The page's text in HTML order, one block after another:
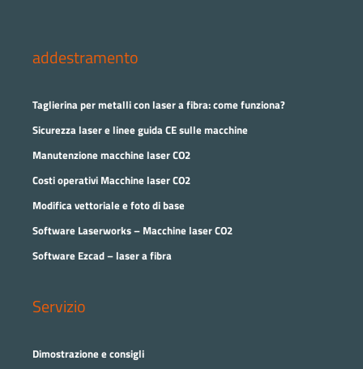
addestramento
Taglierina per metalli con laser a fibra: come funziona?
Sicurezza laser e linee guida CE sulle macchine
Manutenzione macchine laser CO2
Costi operativi Macchine laser CO2
Modifica vettoriale e foto di base
Software Laserworks – Macchine laser CO2
Software Ezcad – laser a fibra
Servizio
Dimostrazione e consigli